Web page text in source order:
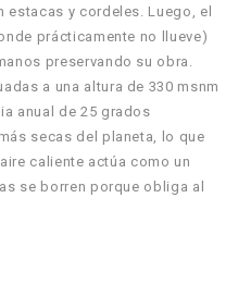
estacas y cordeles. Luego, el
prácticamente no llueve)
preservando su obra.
a una altura de 330 msnm
anual de 25 grados
secas del planeta, lo que
caliente actúa como un
se borren porque obliga al